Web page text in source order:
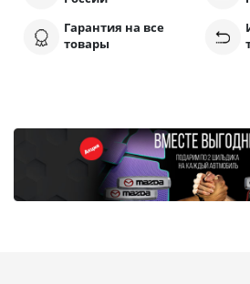
Гарантия на все
товары